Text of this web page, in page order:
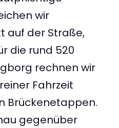
wir
auf der Straße,
die rund 520
rechnen wir
Fahrzeit
Brückenetappen.
gegenüber